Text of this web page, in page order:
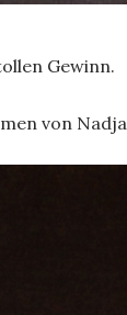
Gewinn.
von